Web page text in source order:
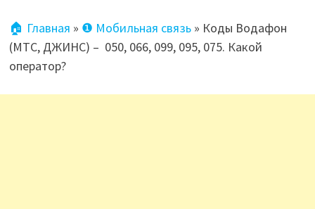
🏠 Главная » ❶ Мобильная связь» Коды Водафон
(МТС, ДЖИНС) – 050, 066, 099, 095, 075. Какой
оператор?